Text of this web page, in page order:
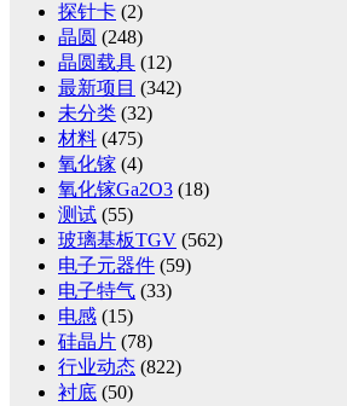
探针卡 (2)
晶圆 (248)
晶圆载具 (12)
最新项目 (342)
未分类 (32)
材料 (475)
氧化镓 (4)
氧化镓Ga2O3 (18)
测试 (55)
玻璃基板TGV (562)
电子元器件 (59)
电子特气 (33)
电感 (15)
硅晶片 (78)
行业动态 (822)
衬底 (50)